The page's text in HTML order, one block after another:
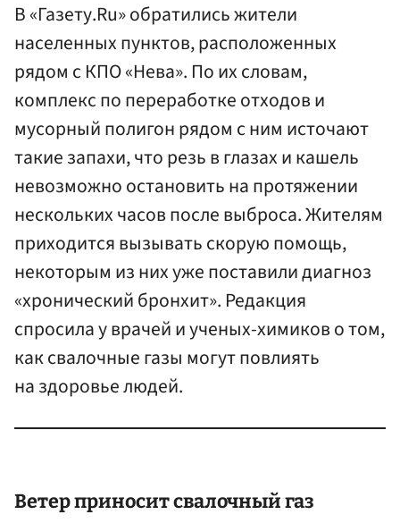
В «Газету.Ru» обратились жители
населенных пунктов, расположенных
рядом с КПО «Нева». По их словам,
комплекс по переработке отходов и
мусорный полигон рядом с ним источают
такие запахи, что резь в глазах и кашель
невозможно остановить на протяжении
нескольких часов после выброса. Жителям
приходится вызывать скорую помощь,
некоторым из них уже поставили диагноз
«хронический бронхит». Редакция
спросила у врачей и ученых-химиков о том,
как свалочные газы могут повлиять
на здоровье людей.
Ветер приносит свалочный газ